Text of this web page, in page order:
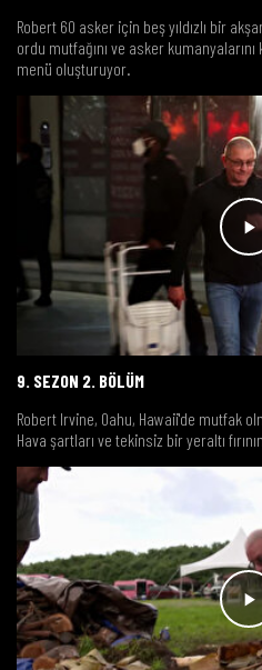
Robert 60 asker için beş yıldızlı bir
ordu mutfağını ve asker
menü oluşturuyor.
9. SEZON 2. BÖLÜM
Robert Irvine, Oahu, Hawaii'de mutfak
Hava şartları ve tekinsiz bir yeraltı